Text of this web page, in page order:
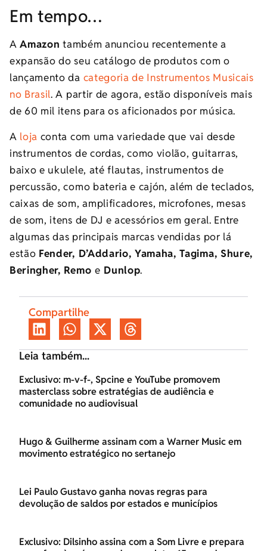
Em tempo…
AAmazon também anunciou recentemente a
expansão do seu catálogo de produtos com o
lançamento da categoria de Instrumentos Musicais
no Brasil. A partir de agora, estão disponíveis mais
de 60 mil itens para os aficionados por música.
A loja conta com uma variedade que vai desde
instrumentos de cordas, como violão, guitarras,
baixo e ukulele, até flautas, instrumentos de
percussão, como bateria e cajón, além de teclados,
caixas de som, amplificadores, microfones, mesas
de som, itens de DJ e acessórios em geral. Entre
algumas das principais marcas vendidas por lá
estão Fender, D’Addario, Yamaha, Tagima, Shure,
Beringher, Remo e Dunlop.
Compartilhe
Leia também...
Exclusivo: m-v-f-, Spcine e YouTube promovem
masterclass sobre estratégias de audiência e
comunidade no audiovisual
Hugo & Guilherme assinam com a Warner Music em
movimento estratégico no sertanejo
Lei Paulo Gustavo ganha novas regras para
devolução de saldos por estados e municípios
Exclusivo: Dilsinho assina com a Som Livre e prepara